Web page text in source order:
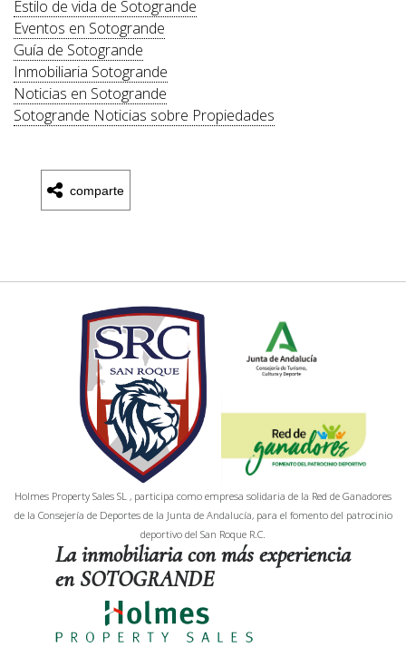
Estilo de vida de Sotogrande
Eventos en Sotogrande
Guía de Sotogrande
Inmobiliaria Sotogrande
Noticias en Sotogrande
Sotogrande Noticias sobre Propiedades
comparte
La inmobiliaria con más experiencia
en SOTOGRANDE
Holmes Property Sales SL , participa como empresa solidaria de la Red de Ganadores
de la Consejería de Deportes de la Junta de Andalucía, para el fomento del patrocinio
deportivo del San Roque R.C.